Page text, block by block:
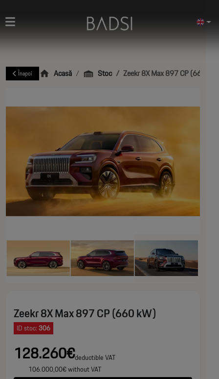
Înapoi Acasă Stoc Zeekr 8X Max 897 CP (660
Zeekr 8X Max 897 CP (660 kW)
ID stoc:306
128.260€deductible VAT
106.000,00€ without VAT